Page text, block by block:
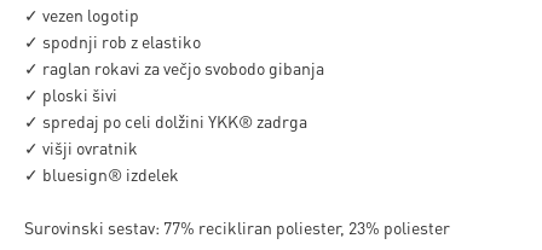
✓ vezen logotip
✓ spodnji rob z elastiko
✓ raglan rokavi za večjo svobodo gibanja
✓ ploski šivi
✓ spredaj po celi dolžini YKK® zadrga
✓ višji ovratnik
✓ bluesign® izdelek
Surovinski sestav: 77% recikliran poliester, 23% poliester